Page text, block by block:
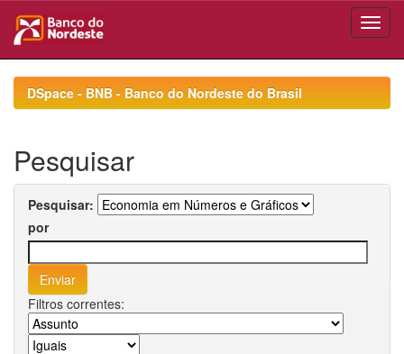
navigationDSpace - BNB - Banco do Nordeste do Brasil
Pesquisar
Pesquisar:
por
Filtros correntes: